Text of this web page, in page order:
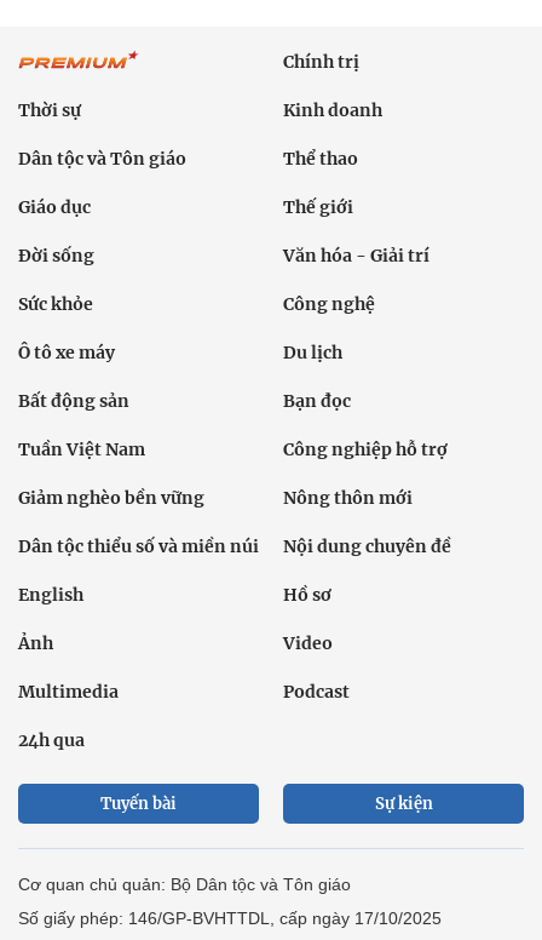
Chính trị
Thời sự Kinh doanh
Dân tộc và Tôn giáo Thể thao
Giáo dục Thế giới
Đời sống Văn hóa - Giải trí
Sức khỏe Công nghệ
Ô tô xe máy Du lịch
Bất động sản Bạn đọc
Tuần Việt Nam Công nghiệp hỗ trợ
Giảm nghèo bền vững Nông thôn mới
Dân tộc thiểu số và miền núi Nội dung chuyên đề
English Hồ sơ
Ảnh Video
Multimedia Podcast
24h qua
Tuyến bài Sự kiện
Cơ quan chủ quản: Bộ Dân tộc và Tôn giáo
Số giấy phép: 146/GP-BVHTTDL, cấp ngày 17/10/2025